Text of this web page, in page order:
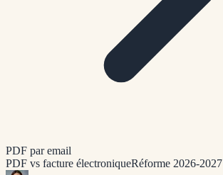
PDF par email
PDF vs facture électroniqueRéforme 2026-2027